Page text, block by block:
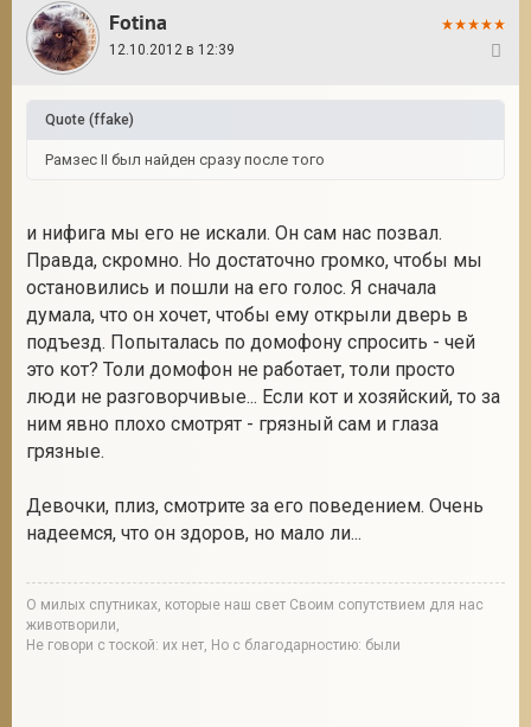
Fotina
12.10.2012 в 12:39
Quote (ffake)
Рамзес II был найден сразу после того
и нифига мы его не искали. Он сам нас позвал.
Правда, скромно. Но достаточно громко, чтобы мы
остановились и пошли на его голос. Я сначала
думала, что он хочет, чтобы ему открыли дверь в
подъезд. Попыталась по домофону спросить - чей
это кот? Толи домофон не работает, толи просто
люди не разговорчивые... Если кот и хозяйский, то за
ним явно плохо смотрят - грязный сам и глаза
грязные.
Девочки, плиз, смотрите за его поведением. Очень
надеемся, что он здоров, но мало ли...
О милых спутниках, которые наш свет Своим сопутствием для нас
животворили,
Не говори с тоской: их нет, Но с благодарностию: были